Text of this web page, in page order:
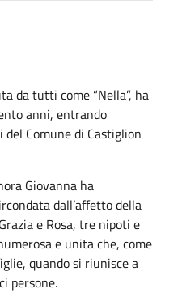
da tutti come “Nella”, ha
anni, entrando
Comune di Castiglion
Giovanna ha
dall’affetto della
e Rosa, tre nipoti e
e unita che, come
quando si riunisce a
persone.